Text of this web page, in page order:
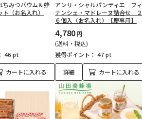
みつバウム＆蜂
（お名入れ）
46 pt
カートに入れる
アンリ・シャルパンティエ フィ
ナンシェ・マドレーヌ詰合せ ２
６個入（お名入れ）【慶事用】
4,780円
(送料・税込)
獲得ポイント： 47 pt
詳細 カートに入れる